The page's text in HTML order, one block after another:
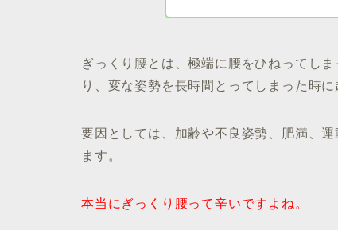
ぎっくり腰とは、極端に腰をひねってし
り、変な姿勢を長時間とってしまった時
要因としては、加齢や不良姿勢、肥満、
ます。
本当にぎっくり腰って辛いですよね。